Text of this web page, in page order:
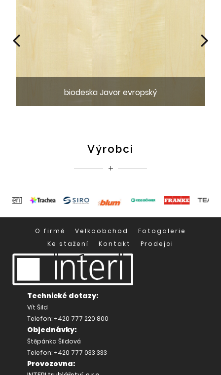
biodeska Javor evropský
Výrobci
O firmě Velkoobchod
Fotogalerie
Ke stažení
Kontakt Prodejci
Technické dotazy:
Vít Šild
Telefon: +420 777 220 800
Objednávky:
Štěpánka Šildová
Telefon: +420 777 033 333
Provozovna: